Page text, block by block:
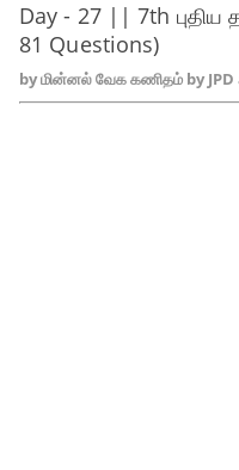
Day - 27 || 7th புதிய
81 Questions)
byமின்னல் வேக கணிதம் by JPD